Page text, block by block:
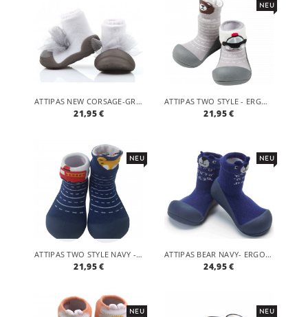
ATTIPAS NEW CORSAGE-GREY- ERGONOMISCHE BABY LAUFLERNSCHUHE, ATMUNGSAKTIVE KINDER HAUSSCHUHE ABS SOCKEN BABYSCHUHE ANTIRUTSCH
21,95 €
NEU
ATTIPAS TWO STYLE - ERGONOMISCHE BABY LAUFLERNSCHUHE, ATMUNGSAKTIVE KINDER HAUSSCHUHE ABS SOCKEN BABYSCHUHE ANTIRUTSCH
21,95 €
NEU
ATTIPAS TWO STYLE NAVY - ERGONOMISCHE BABY LAUFLERNSCHUHE, ATMUNGSAKTIVE KINDER HAUSSCHUHE ABS SOCKEN BABYSCHUHE ANTIRUTSCH
21,95 €
NEU
ATTIPAS BEAR NAVY- ERGONOMISCHE BABY LAUFLERNSCHUHE, ATMUNGSAKTIVE KINDER HAUSSCHUHE ABS SOCKEN BABYSCHUHE ANTIRUTSCH
24,95 €
NEU NEU